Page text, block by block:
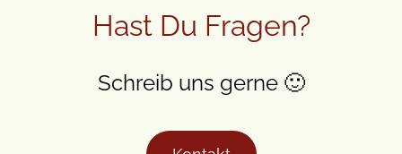
Hast Du Fragen?
Schreib uns gerne 🙂